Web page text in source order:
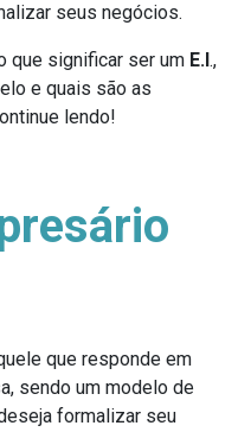
seus negócios.
que significar ser um E.I.,
e quais são as
lendo!
que responde em
sendo um modelo de
formalizar seu